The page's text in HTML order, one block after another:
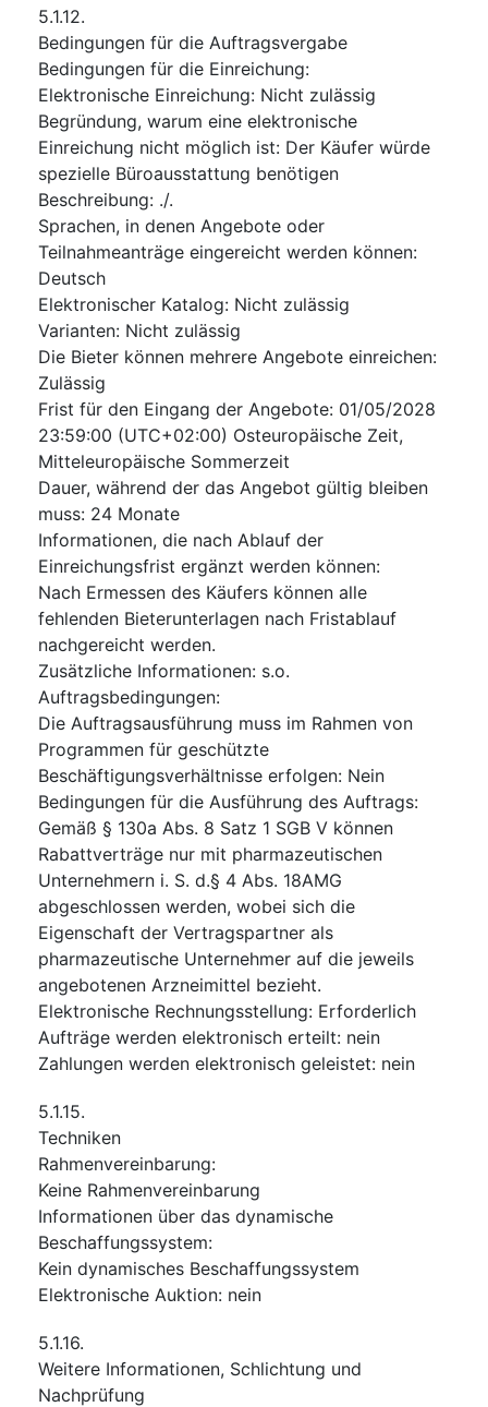
5.1.12.
Bedingungen für die Auftragsvergabe
Bedingungen für die Einreichung:
Elektronische Einreichung: Nicht zulässig
Begründung, warum eine elektronische
Einreichung nicht möglich ist: Der Käufer würde
spezielle Büroausstattung benötigen
Beschreibung: ./.
Sprachen, in denen Angebote oder
Teilnahmeanträge eingereicht werden können:
Deutsch
Elektronischer Katalog: Nicht zulässig
Varianten: Nicht zulässig
Die Bieter können mehrere Angebote einreichen:
Zulässig
Frist für den Eingang der Angebote: 01/05/2028
23:59:00 (UTC+02:00) Osteuropäische Zeit,
Mitteleuropäische Sommerzeit
Dauer, während der das Angebot gültig bleiben
muss: 24 Monate
Informationen, die nach Ablauf der
Einreichungsfrist ergänzt werden können:
Nach Ermessen des Käufers können alle
fehlenden Bieterunterlagen nach Fristablauf
nachgereicht werden.
Zusätzliche Informationen: s.o.
Auftragsbedingungen:
Die Auftragsausführung muss im Rahmen von
Programmen für geschützte
Beschäftigungsverhältnisse erfolgen: Nein
Bedingungen für die Ausführung des Auftrags:
Gemäß § 130a Abs. 8 Satz 1 SGB V können
Rabattverträge nur mit pharmazeutischen
Unternehmern i. S. d.§ 4 Abs. 18AMG
abgeschlossen werden, wobei sich die
Eigenschaft der Vertragspartner als
pharmazeutische Unternehmer auf die jeweils
angebotenen Arzneimittel bezieht.
Elektronische Rechnungsstellung: Erforderlich
Aufträge werden elektronisch erteilt: nein
Zahlungen werden elektronisch geleistet: nein
5.1.15.
Techniken
Rahmenvereinbarung:
Keine Rahmenvereinbarung
Informationen über das dynamische
Beschaffungssystem:
Kein dynamisches Beschaffungssystem
Elektronische Auktion: nein
5.1.16.
Weitere Informationen, Schlichtung und
Nachprüfung